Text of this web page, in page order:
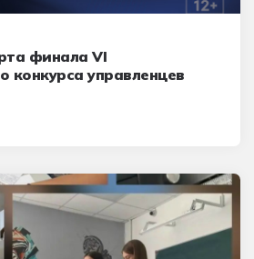
финала VI
конкурса управленцев